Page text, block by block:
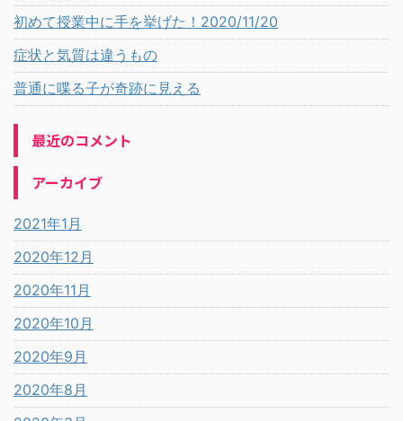
初めて授業中に手を挙げた！2020/11/20
症状と気質は違うもの
普通に喋る子が奇跡に見える
最近のコメント
アーカイブ
2021年1月
2020年12月
2020年11月
2020年10月
2020年9月
2020年8月